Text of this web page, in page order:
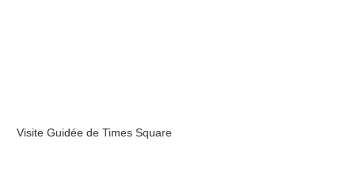
Visite Guidée de Times Square